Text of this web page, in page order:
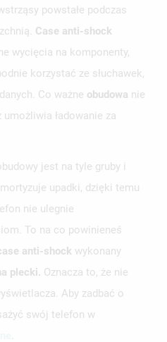
powstałe podczas
Case anti-shock
wycięcia na komponenty,
korzystać ze słuchawek,
Co ważne obudowa nie
umożliwia ładowanie za
jest na tyle gruby i
upadki, dzięki temu
nie ulegnie
To na co powinieneś
anti-shock wykonany
plecki. Oznacza to, że nie
Aby zadbać o
swój telefon w